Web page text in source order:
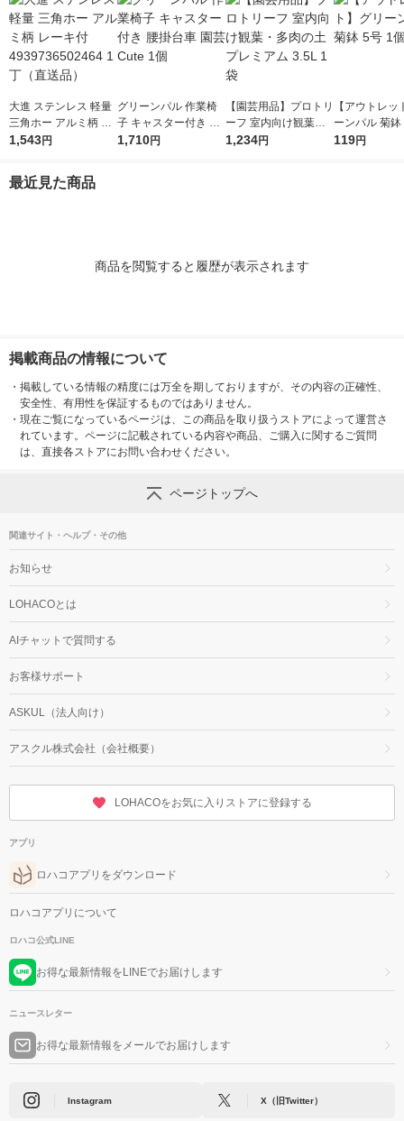
大進 ステンレス 軽量
三角ホー アルミ柄 レ
ーキ付 49397365024
1,543円
グリーンパル 作業椅
子 キャスター付き 腰
掛台車 園芸 Cute 1個
1,710円
【園芸用品】プロトリ
ーフ 室内向け観葉・
多肉の土プレミアム
1,234円
【アウトレッ
ーンパル 菊
119円
最近見た商品
商品を閲覧すると履歴が表示されます
掲載商品の情報について
・ 掲載している情報の精度には万全を期しておりますが、その内容の正確性、
安全性、有用性を保証するものではありません。
・ 現在ご覧になっているページは、この商品を取り扱うストアによって運営さ
れています。ページに記載されている内容や商品、ご購入に関するご質問
は、直接各ストアにお問い合わせください。
ページトップへ
関連サイト・ヘルプ・その他
お知らせ
LOHACOとは
AIチャットで質問する
お客様サポート
ASKUL（法人向け）
アスクル株式会社（会社概要）
LOHACOをお気に入りストアに登録する
アプリ
ロハコアプリをダウンロード
ロハコアプリについて
ロハコ公式LINE
お得な最新情報をLINEでお届けします
ニュースレター
お得な最新情報をメールでお届けします
Instagram X（旧Twitter）